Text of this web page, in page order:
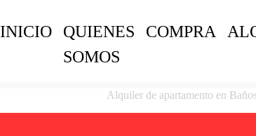
INICIO
QUIENES
SOMOS
COMPRA
Alquiler de apartamento en